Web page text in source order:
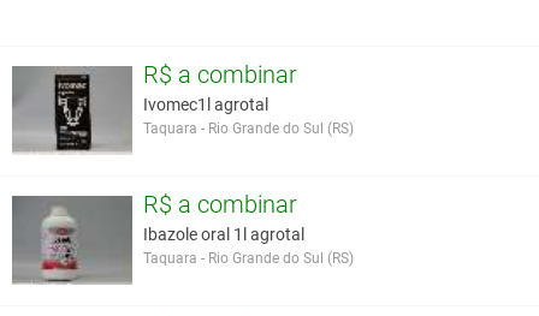
R$ a combinar
Ivomec1l agrotal
Taquara - Rio Grande do Sul (RS)
R$ a combinar
Ibazole oral 1l agrotal
Taquara - Rio Grande do Sul (RS)